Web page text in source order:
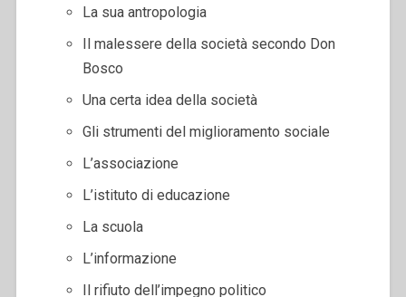
La sua antropologia
Il malessere della società secondo Don
Bosco
Una certa idea della società
Gli strumenti del miglioramento sociale
L’associazione
L’istituto di educazione
La scuola
L’informazione
Il rifiuto dell’impegno politico